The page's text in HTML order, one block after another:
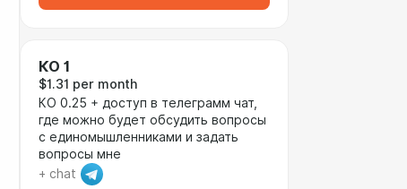
КО 1
$1.31 per month
КО 0.25 + доступ в телеграмм чат,
где можно будет обсудить вопросы
с единомышленниками и задать
вопросы мне
+ chat